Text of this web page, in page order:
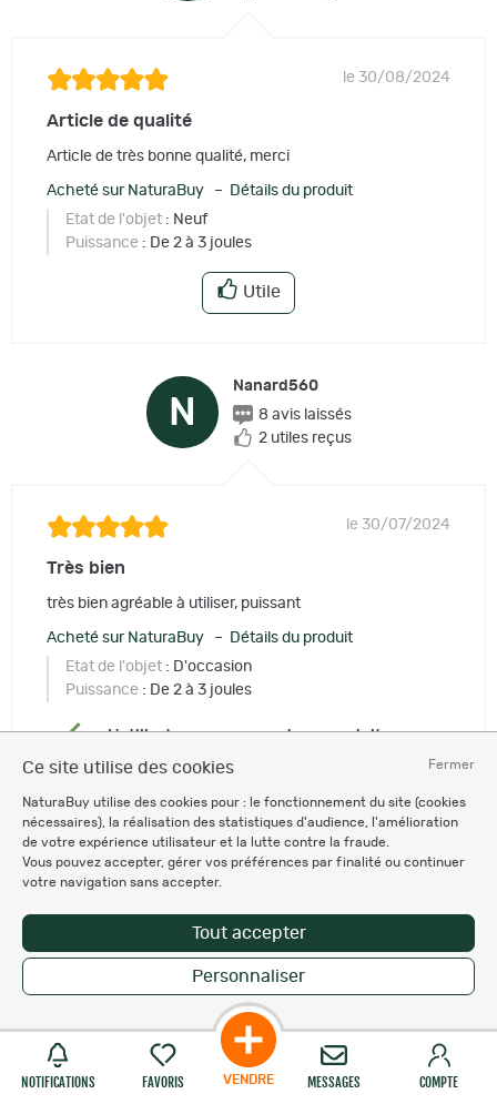
Fermer
Ce site utilise des cookies
NaturaBuy utilise des cookies pour : le fonctionnement du site (cookies
nécessaires), la réalisation des statistiques d'audience, l'amélioration
de votre expérience utilisateur et la lutte contre la fraude.
Vous pouvez accepter, gérer vos préférences par finalité ou continuer
votre navigation sans accepter.
Tout accepter
Personnaliser
NOTIFICATIONS FAVORIS VENDRE MESSAGES COMPTE
le 30/08/2024
Article de qualité
Article de très bonne qualité, merci
Acheté sur NaturaBuy – Détails du produit
Etat de l'objet : Neuf
Puissance : De 2 à 3 joules
Utile
N
Nanard560
8 avis laissés
2 utiles reçus
le 30/07/2024
Très bien
très bien agréable à utiliser, puissant
Acheté sur NaturaBuy – Détails du produit
Etat de l'objet : D'occasion
Puissance : De 2 à 3 joules
L'utilisateur recommande ce produit
Utile
P
14 avis laissés
7 utiles reçus
le 25/04/2024
Beau pistolet précis